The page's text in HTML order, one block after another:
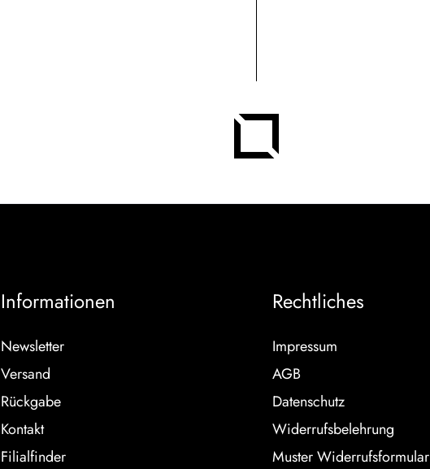
Informationen
Newsletter
Versand
Rückgabe
Kontakt
Filialfinder
Rechtliches
Impressum
AGB
Datenschutz
Widerrufsbelehrung
Muster Widerrufsformular